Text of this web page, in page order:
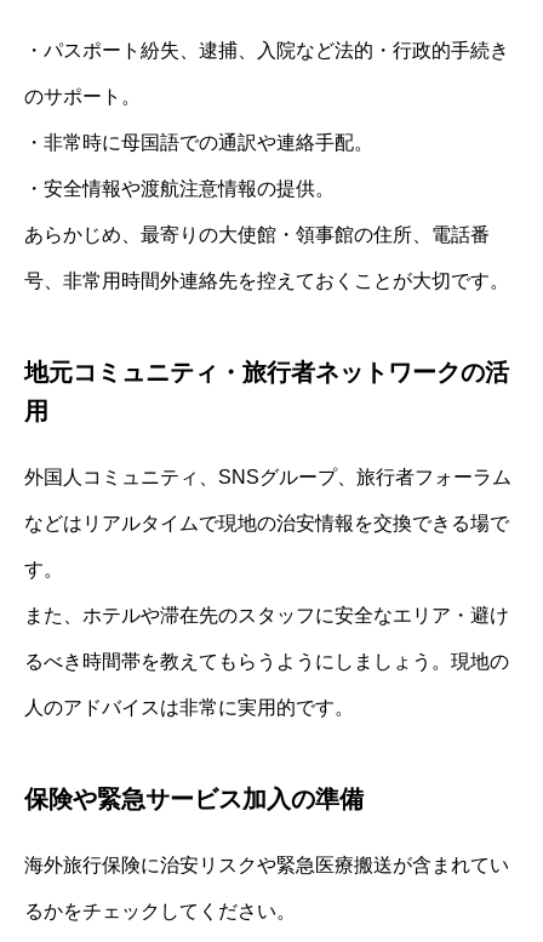
・パスポート紛失、逮捕、入院など法的・行政的手続き
のサポート。
・非常時に母国語での通訳や連絡手配。
・安全情報や渡航注意情報の提供。
あらかじめ、最寄りの大使館・領事館の住所、電話番
号、非常用時間外連絡先を控えておくことが大切です。
地元コミュニティ・旅行者ネットワークの活
用
外国人コミュニティ、SNSグループ、旅行者フォーラム
などはリアルタイムで現地の治安情報を交換できる場で
す。
また、ホテルや滞在先のスタッフに安全なエリア・避け
るべき時間帯を教えてもらうようにしましょう。現地の
人のアドバイスは非常に実用的です。
保険や緊急サービス加入の準備
海外旅行保険に治安リスクや緊急医療搬送が含まれてい
るかをチェックしてください。